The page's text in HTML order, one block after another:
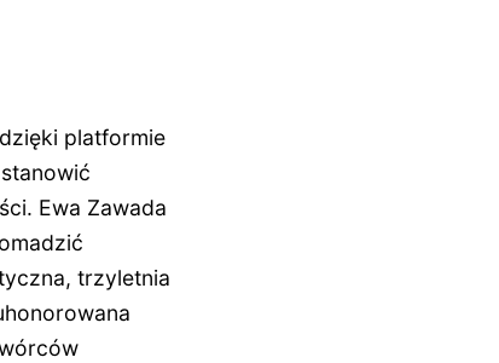
platformie
Ewa Zawada
trzyletnia